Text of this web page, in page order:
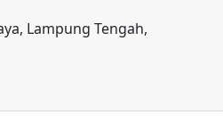
Lampung Tengah,